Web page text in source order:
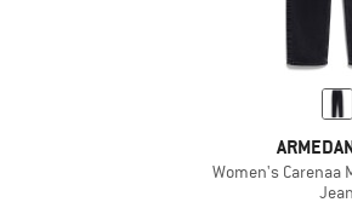
Women's Carenaa
Jean